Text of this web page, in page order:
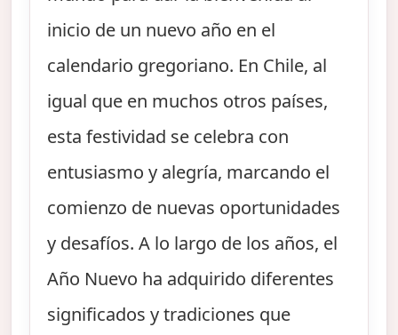
inicio de un nuevo año en el
calendario gregoriano. En Chile, al
igual que en muchos otros países,
esta festividad se celebra con
entusiasmo y alegría, marcando el
comienzo de nuevas oportunidades
y desafíos. A lo largo de los años, el
Año Nuevo ha adquirido diferentes
significados y tradiciones que